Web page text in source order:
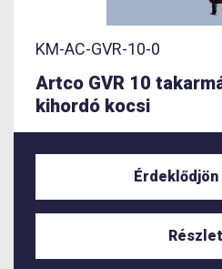
KM-AC-GVR-10-0
Artco GVR 10
kihordó kocsi
Érdeklődjön